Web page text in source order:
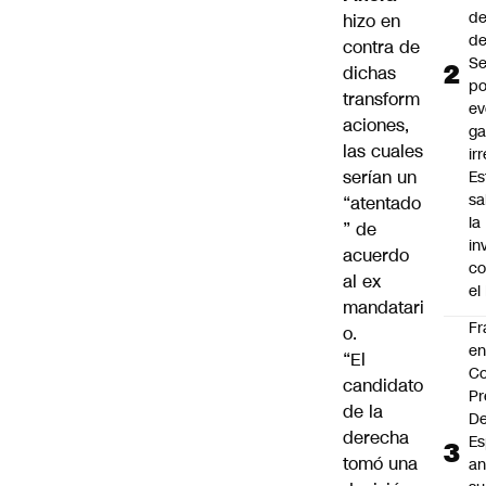
hizo en
contra de
dichas
transform
aciones,
las cuales
serían un
“atentado
” de
acuerdo
al ex
mandatari
o.
“El
candidato
de la
derecha
tomó una
la
el
en